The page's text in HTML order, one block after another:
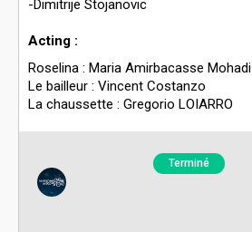
-Dimitrije Stojanovic
Acting :
Roselina : Maria Amirbacasse Mohadi
Le bailleur : Vincent Costanzo
La chaussette : Gregorio LOIARRO
Terminé